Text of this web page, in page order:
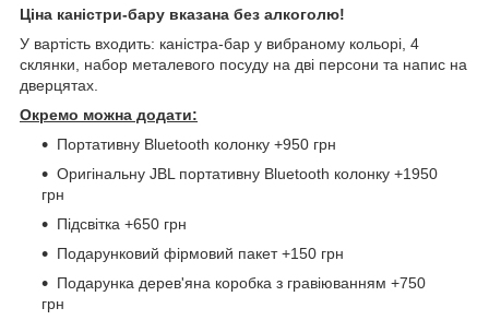
Ціна каністри-бару вказана без алкоголю!
У вартість входить: каністра-бар у вибраному кольорі, 4
склянки, набор металевого посуду на дві персони та напис на
дверцятах.
Окремо можна додати:
Портативну Bluetooth колонку +950 грн
Оригінальну JBL портативну Bluetooth колонку +1950
грн
Підсвітка +650 грн
Подарунковий фірмовий пакет +150 грн
Подарунка дерев'яна коробка з гравіюванням +750
грн